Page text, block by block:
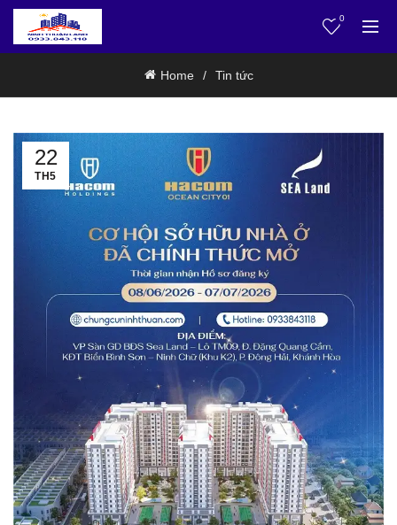
0
Home Tin tức
22
TH5